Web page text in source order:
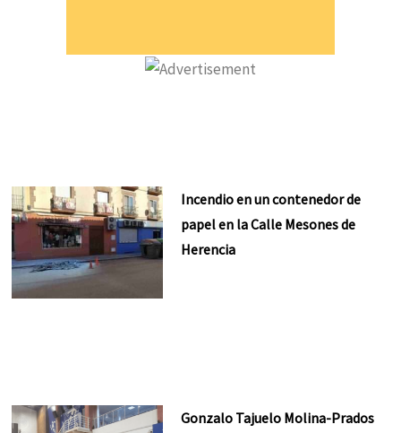
Incendio en un contenedor de
papel en la Calle Mesones de
Herencia
Gonzalo Tajuelo Molina-Prados